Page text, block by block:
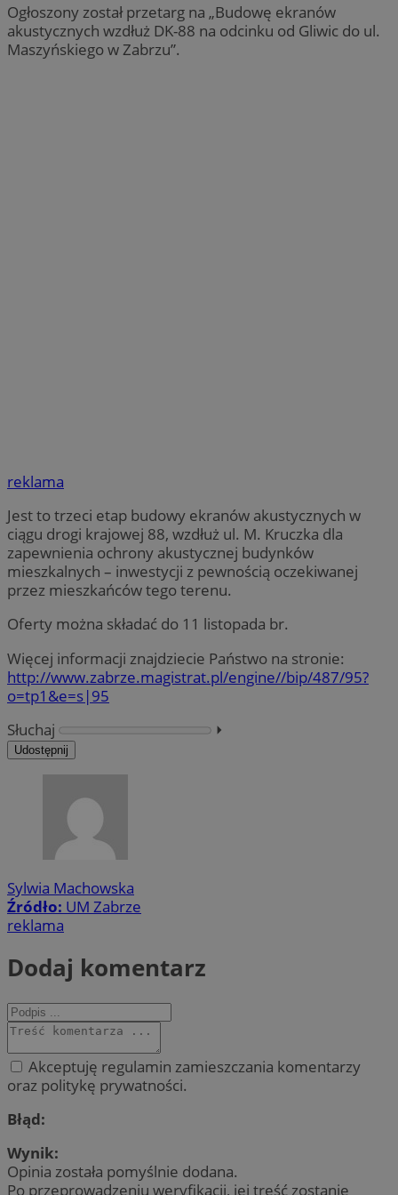
Ogłoszony został przetarg na „Budowę ekranów
akustycznych wzdłuż DK-88 na odcinku od Gliwic do ul.
Maszyńskiego w Zabrzu”.
reklama
Jest to trzeci etap budowy ekranów akustycznych w
ciągu drogi krajowej 88, wzdłuż ul. M. Kruczka dla
zapewnienia ochrony akustycznej budynków
mieszkalnych – inwestycji z pewnością oczekiwanej
przez mieszkańców tego terenu.
Oferty można składać do 11 listopada br.
Więcej informacji znajdziecie Państwo na stronie:
http://www.zabrze.magistrat.pl/engine//bip/487/95?
o=tp1&e=s|95
Słuchaj
⏵︎
Udostępnij
Sylwia Machowska
Źródło: UM Zabrze
reklama
Dodaj komentarz
Akceptuję regulamin zamieszczania komentarzy
oraz politykę prywatności.
Błąd:
Wynik:
Opinia została pomyślnie dodana.
Po przeprowadzeniu weryfikacji, jej treść zostanie